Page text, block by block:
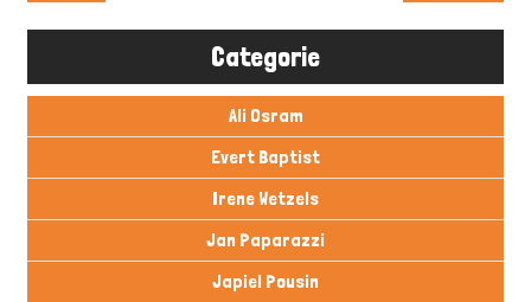
Categorie
Ali Osram
Evert Baptist
Irene Wetzels
Jan Paparazzi
Japiel Pousin